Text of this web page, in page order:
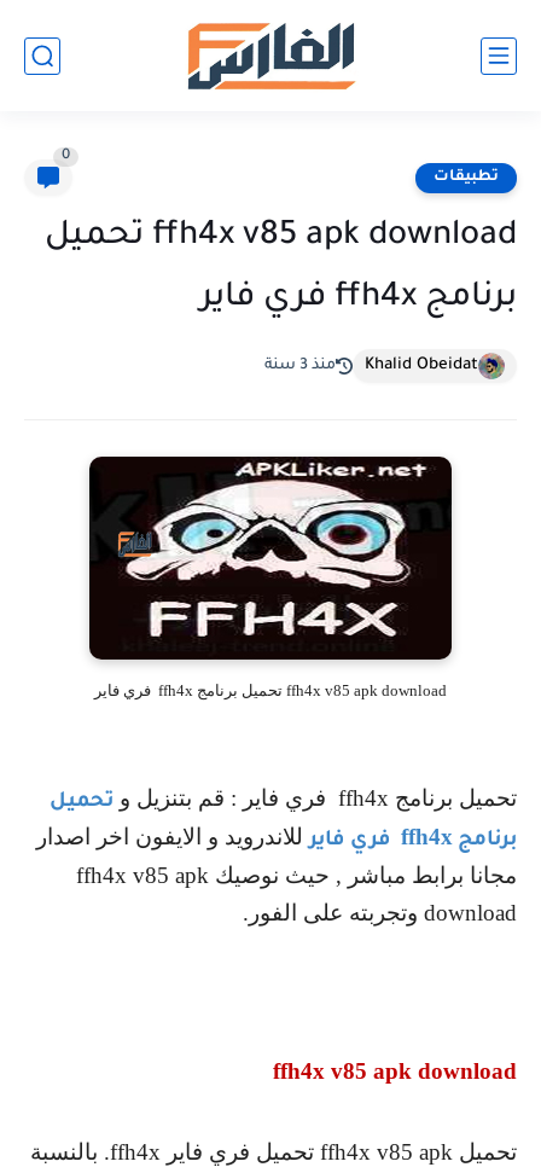
تطبيقات
0
ffh4x v85 apk download تحميل
برنامج ffh4x فري فاير
Khalid Obeidat منذ 3 سنة
ffh4x v85 apk download تحميل برنامج ffh4x فري فاير
تحميل برنامج ffh4x فري فاير : قم بتنزيل و تحميل
برنامج ffh4x فري فاير للاندرويد و الايفون اخر اصدار
مجانا برابط مباشر , حيث نوصيك ffh4x v85 apk
download وتجربته على الفور.
ffh4x v85 apk download
تحميل ffh4x v85 apk تحميل فري فاير ffh4x. بالنسبة